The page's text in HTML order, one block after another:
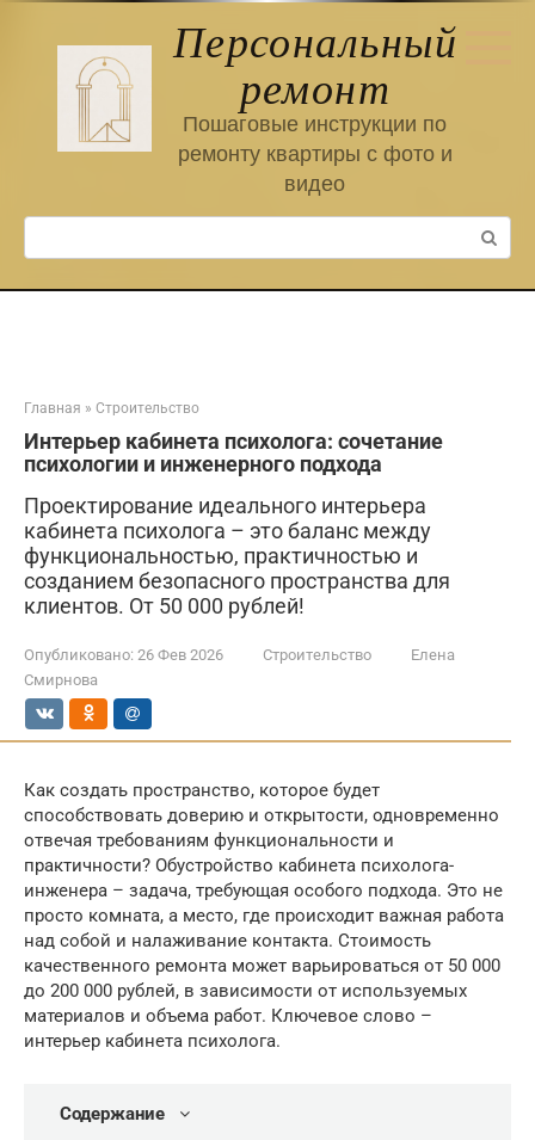
Персональный
ремонт
Пошаговые инструкции по
ремонту квартиры с фото и
видео
Поиск:
Главная » Строительство
Интерьер кабинета психолога: сочетание
психологии и инженерного подхода
Проектирование идеального интерьера
кабинета психолога – это баланс между
функциональностью, практичностью и
созданием безопасного пространства для
клиентов. От 50 000 рублей!
Опубликовано: 26 Фев 2026 Строительство
Елена
Смирнова
Как создать пространство, которое будет
способствовать доверию и открытости, одновременно
отвечая требованиям функциональности и
практичности? Обустройство кабинета психолога-
инженера – задача, требующая особого подхода. Это не
просто комната, а место, где происходит важная работа
над собой и налаживание контакта. Стоимость
качественного ремонта может варьироваться от 50 000
до 200 000 рублей, в зависимости от используемых
материалов и объема работ. Ключевое слово –
интерьер кабинета психолога.
Содержание